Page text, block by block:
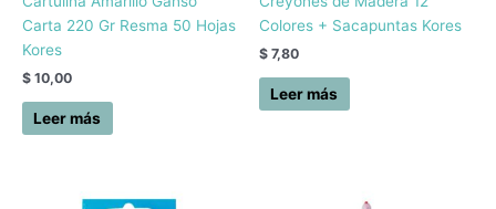
Carta 220 Gr Resma 50 Hojas
Kores
$ 10,00
Leer más
Colores + Sacapuntas Kores
$ 7,80
Leer más